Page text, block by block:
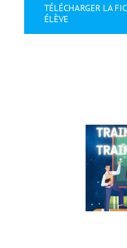
TÉLÉCHARGER LA
ÉLÈVE